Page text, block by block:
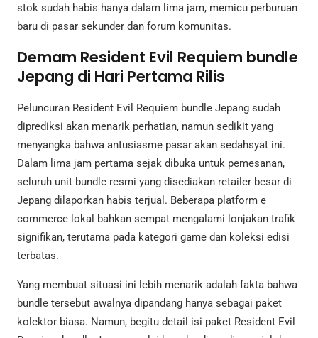
stok sudah habis hanya dalam lima jam, memicu perburuan
baru di pasar sekunder dan forum komunitas.
Demam Resident Evil Requiem bundle
Jepang di Hari Pertama Rilis
Peluncuran Resident Evil Requiem bundle Jepang sudah
diprediksi akan menarik perhatian, namun sedikit yang
menyangka bahwa antusiasme pasar akan sedahsyat ini.
Dalam lima jam pertama sejak dibuka untuk pemesanan,
seluruh unit bundle resmi yang disediakan retailer besar di
Jepang dilaporkan habis terjual. Beberapa platform e
commerce lokal bahkan sempat mengalami lonjakan trafik
signifikan, terutama pada kategori game dan koleksi edisi
terbatas.
Yang membuat situasi ini lebih menarik adalah fakta bahwa
bundle tersebut awalnya dipandang hanya sebagai paket
kolektor biasa. Namun, begitu detail isi paket Resident Evil